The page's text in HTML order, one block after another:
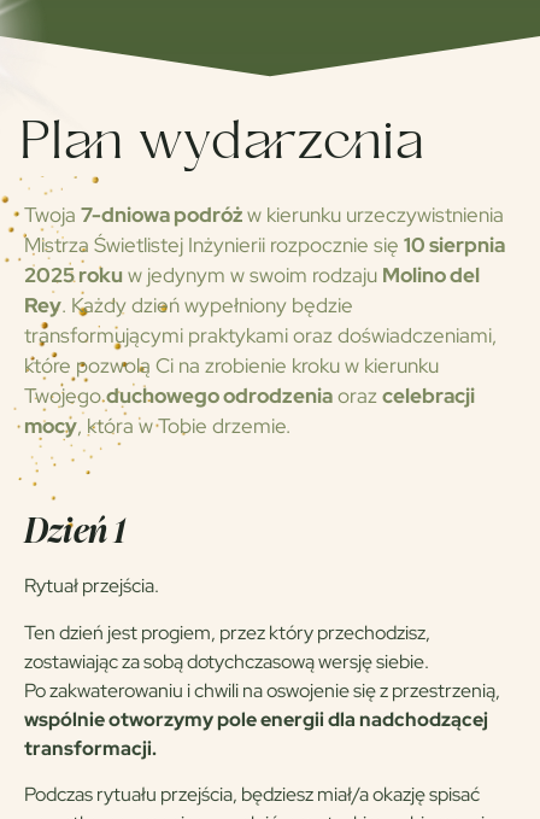
Plan wydarzenia
Twoja 7-dniowa podróżw kierunku urzeczywistnienia
Mistrza Świetlistej Inżynierii rozpocznie się 10 sierpnia
2025 rokuw jedynym w swoim rodzaju Molino del
Rey. Każdy dzień wypełniony będzie
transformującymi praktykami oraz doświadczeniami,
które pozwolą Ci na zrobienie kroku w kierunku
Twojegoduchowego odrodzeniaorazcelebracji
mocy, która w Tobie drzemie.
Dzień 1
Rytuał przejścia.
Ten dzień jest progiem, przez który przechodzisz,
zostawiając za sobą dotychczasową wersję siebie.
Po zakwaterowaniu i chwili na oswojenie się z przestrzenią,
wspólnie otworzymy pole energii dla nadchodzącej
transformacji.
Podczas rytuału przejścia, będziesz miał/a okazję spisać